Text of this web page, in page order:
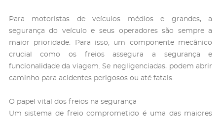
Para motoristas de veículos médios e grandes, a
segurança do veículo e seus operadores são sempre a
maior prioridade. Para isso, um componente mecânico
crucial como os freios assegura a segurança e
funcionalidade da viagem. Se negligenciadas, podem abrir
caminho para acidentes perigosos ou até fatais.
O papel vital dos freios na segurança
Um sistema de freio comprometido é uma das maiores